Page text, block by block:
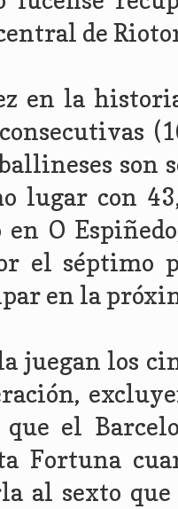
de
en la
son
lugar con
en O
el séptimo
en la
juegan los
el
Fortuna
al sexto que